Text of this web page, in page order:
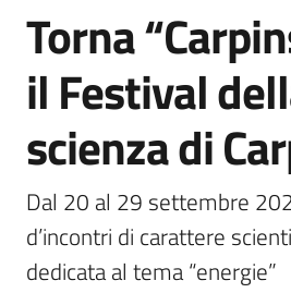
Servizi
Leggi,
atti
e
bandi
Piani,
Salta al contenuto
Torna
il Festival
scienza di
Dal 20 al 29 settembre
d’incontri di carattere
dedicata al tema “energie”